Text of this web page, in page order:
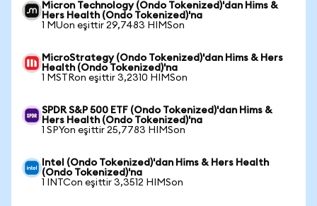
Micron Technology (Ondo Tokenized)'dan Hims &
Hers Health (Ondo Tokenized)'na
1 MUon eşittir 29,7483 HIMSon
MicroStrategy (Ondo Tokenized)'dan Hims & Hers
Health (Ondo Tokenized)'na
1 MSTRon eşittir 3,2310 HIMSon
SPDR S&P 500 ETF (Ondo Tokenized)'dan Hims &
Hers Health (Ondo Tokenized)'na
1 SPYon eşittir 25,7783 HIMSon
Intel (Ondo Tokenized)'dan Hims & Hers Health
(Ondo Tokenized)'na
1 INTCon eşittir 3,3512 HIMSon